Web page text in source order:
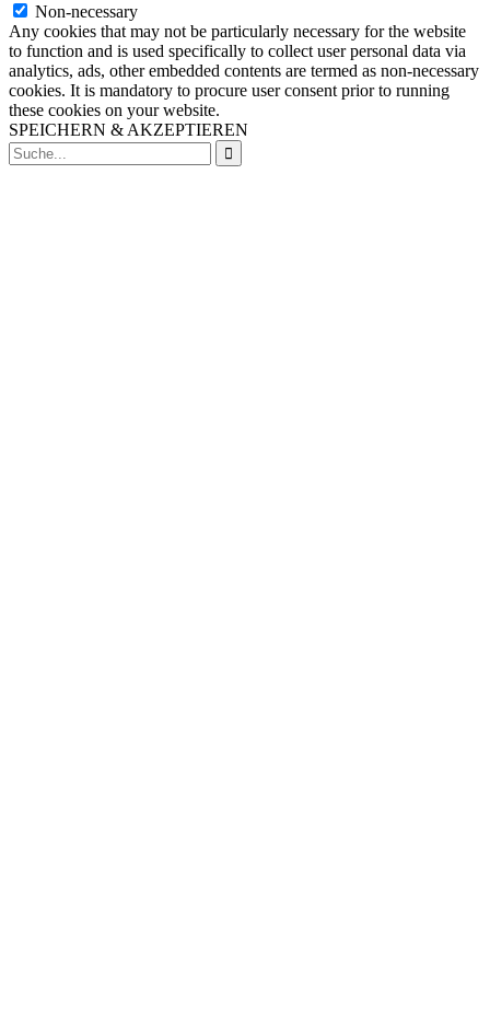
Non-necessary
Any cookies that may not be particularly necessary for the website
to function and is used specifically to collect user personal data via
analytics, ads, other embedded contents are termed as non-necessary
cookies. It is mandatory to procure user consent prior to running
these cookies on your website.
SPEICHERN & AKZEPTIEREN